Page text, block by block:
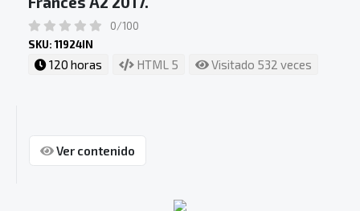
0/100
SKU: 11924IN
120 horas HTML 5 Visitado 532 veces
Ver contenido